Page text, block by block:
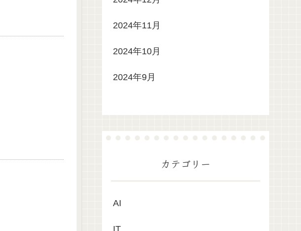
2024年11月
2024年10月
2024年9月
カテゴリー
AI